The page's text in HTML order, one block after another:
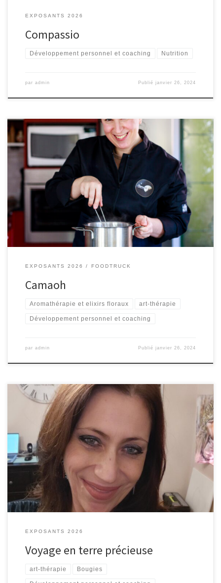
EXPOSANTS 2026
Compassio
Développement personnel et coaching Nutrition
par admin Publiéjanvier 26, 2024
Végétalien, traiteur, brunchs, artisanal, local
EXPOSANTS 2026 FOODTRUCK
Camaoh
Aromathérapie et elixirs floraux art-thérapie
Développement personnel et coaching
par admin Publiéjanvier 26, 2024
Art-thérapie, créativité, corps, mouvement, transformation
EXPOSANTS 2026
Voyage en terre précieuse
art-thérapie Bougies